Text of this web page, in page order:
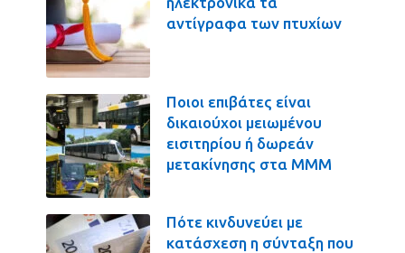
αντίγραφα των πτυχίων
Ποιοι επιβάτες είναι
δικαιούχοι μειωμένου
εισιτηρίου ή δωρεάν
μετακίνησης στα ΜΜΜ
Πότε κινδυνεύει με
κατάσχεση η σύνταξη που